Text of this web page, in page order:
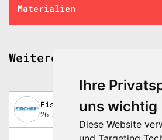
Ihre
uns wichtig
Diese Website
Materialien
Weitere spannende
Fischer Söhne AG
26. August 2025